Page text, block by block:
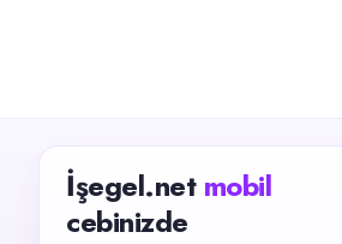
İşegel.net mobil
cebinizde